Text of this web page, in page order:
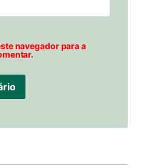
navegador para a